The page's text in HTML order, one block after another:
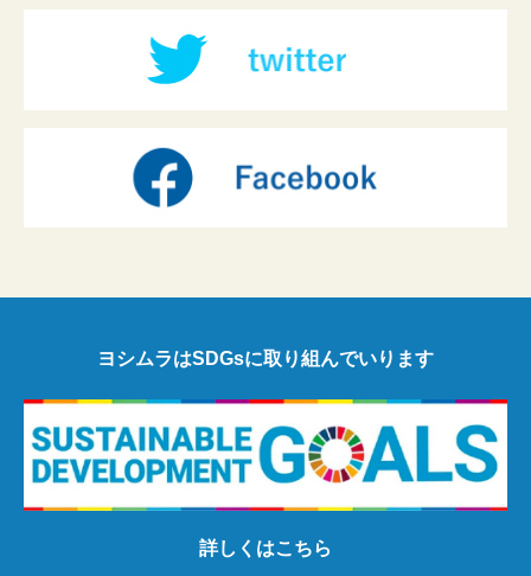
ヨシムラはSDGsに取り組んでいります
詳しくはこちら